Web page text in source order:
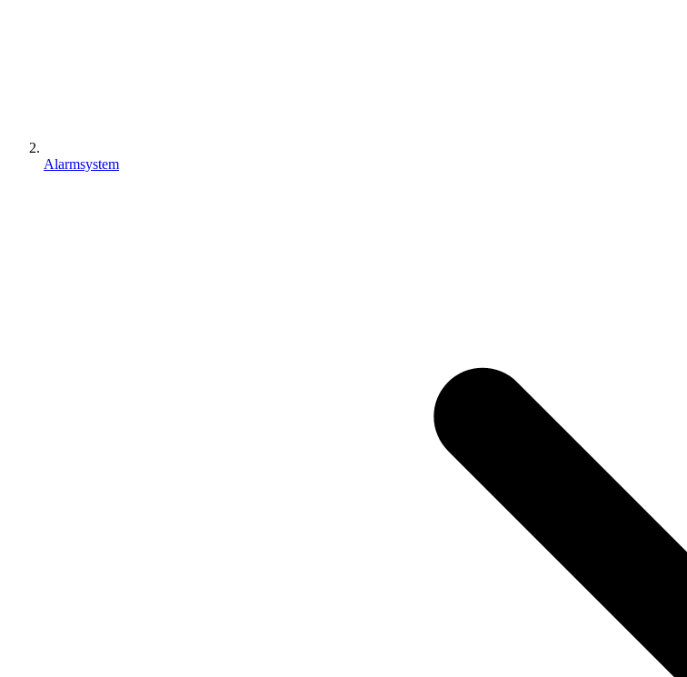
Alarmsystem